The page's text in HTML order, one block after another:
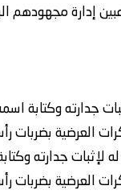
إدارة
جدارته
العرضية بضربات
له لإثبات جدارته
العرضية بضربات